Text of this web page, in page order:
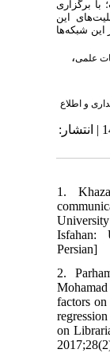
با برگزاری
این
این شبکه‌ها
علمی،
و اطلاع
دریافت: 1400/6/16 | پذیرش: 1400/9/29 | انتشار:
1.
Isfahan:
Persian]
2.
factors
on